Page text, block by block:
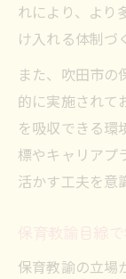
れにより、より
け入れる体制づ
また、吹田市の
的に実施されて
を吸収できる環
標やキャリアプ
活かす工夫を意
保育教諭目線
保育教諭の立場